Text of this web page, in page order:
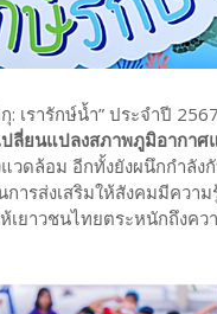
: เรารักษ์น้ำ” ประจำปี
ปลี่ยนแปลงสภาพภูมิอากา
วดล้อม อีกทั้งยังผนึกกำลัง
การส่งเสริมให้สังคมมีคว
เยาวชนไทยตระหนักถึง